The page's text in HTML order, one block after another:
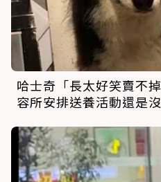
哈士奇「長太好笑賣不
容所安排送養活動還是